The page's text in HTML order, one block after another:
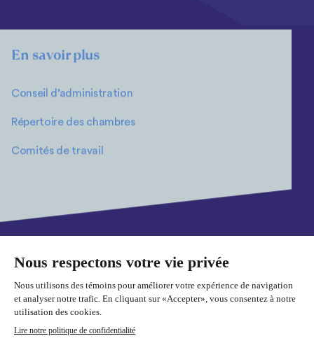
En savoir plus
Conseil d’administration
Répertoire des chambres
Comités de travail
© 2026 Fédération des chambres de commerce du Québec. Tous
Plan du site Politique de confidentialité Cookies